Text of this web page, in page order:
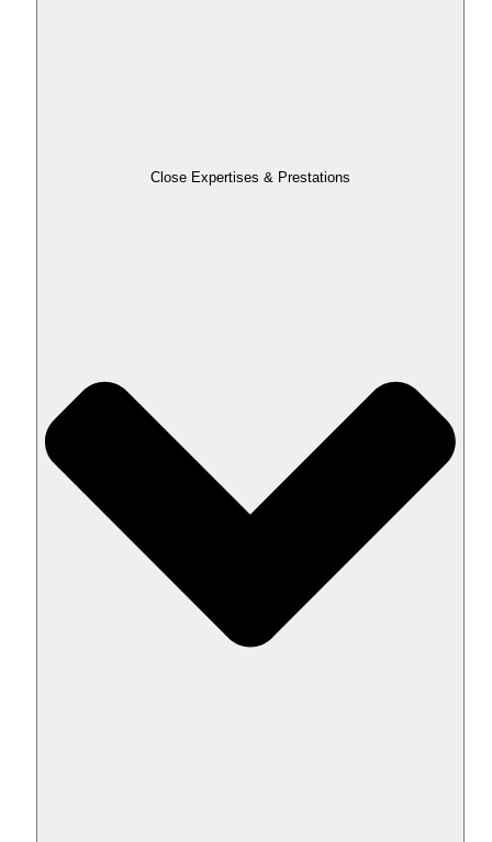
Close Expertises & Prestations